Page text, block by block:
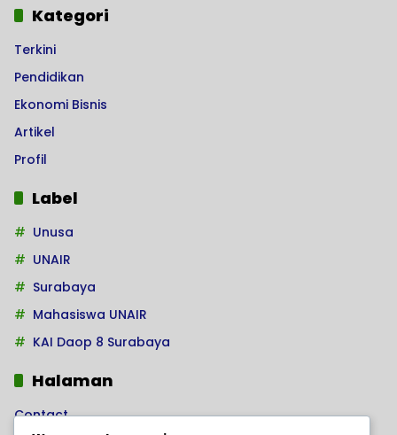
Kategori
Terkini
Pendidikan
Ekonomi Bisnis
Artikel
Profil
Label
Unusa
UNAIR
Surabaya
Mahasiswa UNAIR
KAI Daop 8 Surabaya
Halaman
Contact